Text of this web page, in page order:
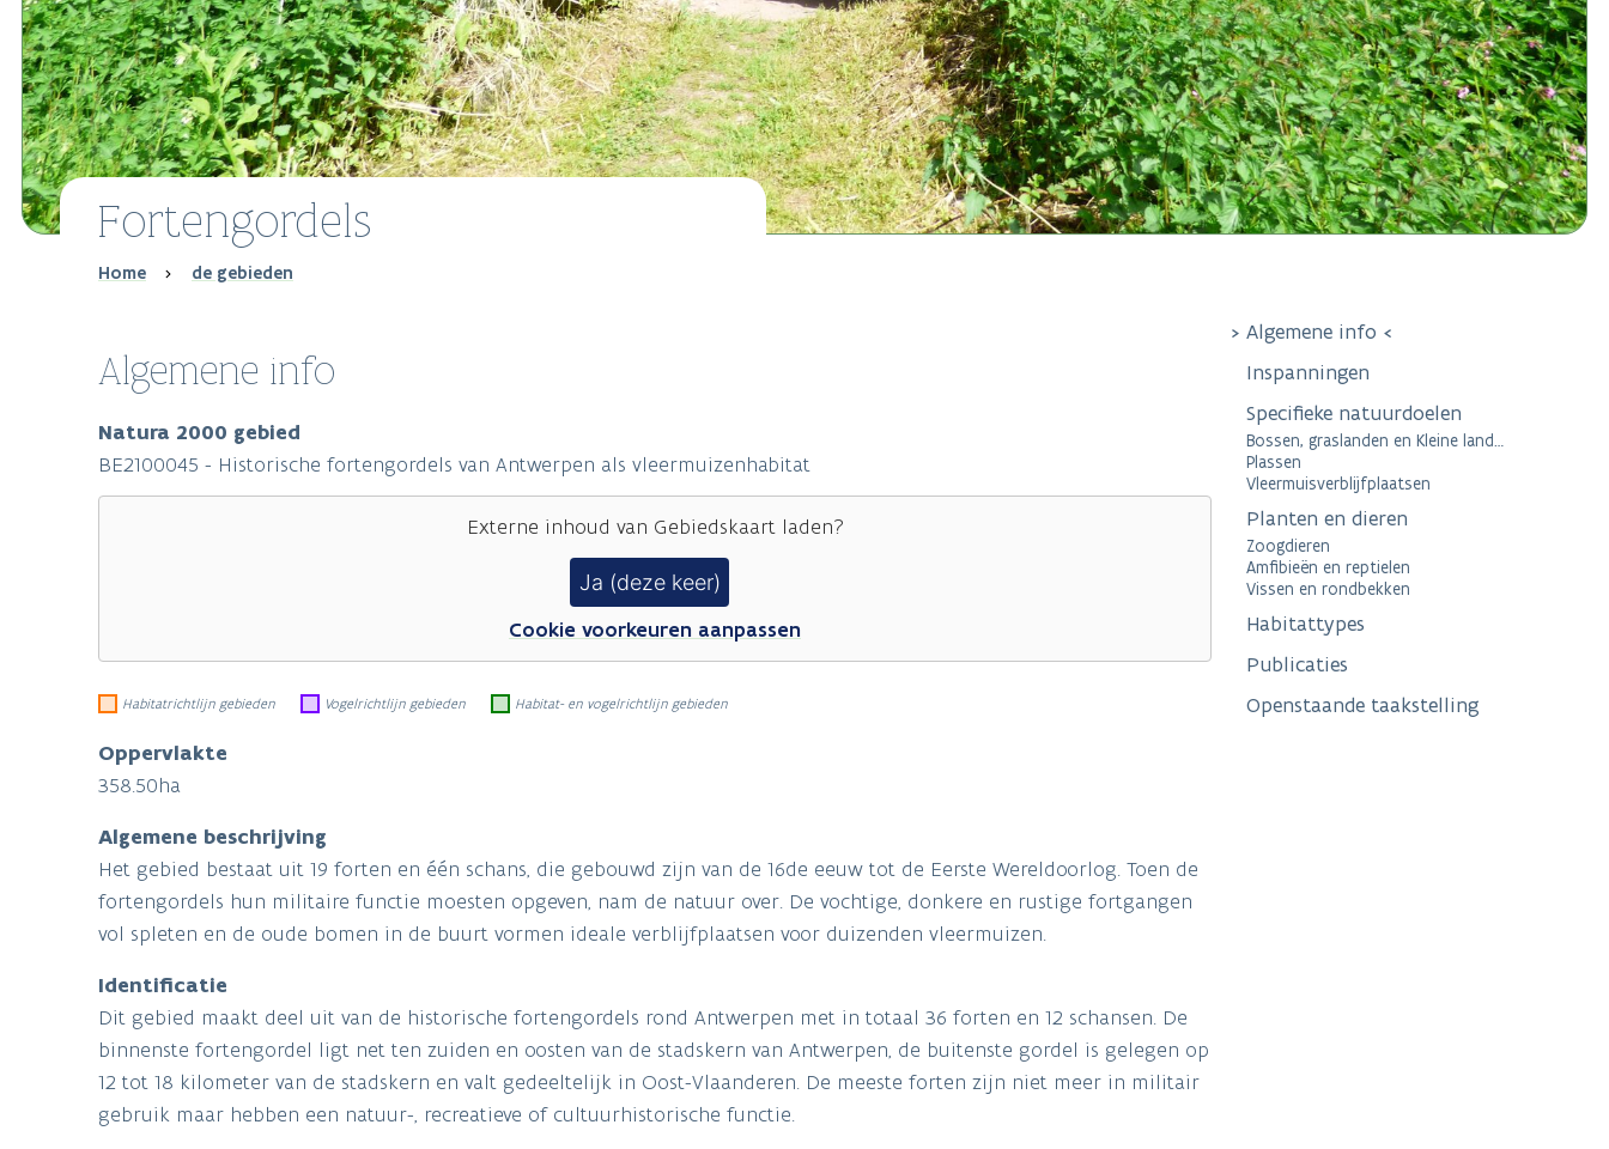
Fortengordels
Breadcrumb
Home de gebieden
Algemene info
Natura 2000 gebied
BE2100045 - Historische fortengordels van Antwerpen als vleermuizenhabitat
Externe inhoud van Gebiedskaartladen?
Ja (deze keer)
Cookie voorkeuren aanpassen
Habitatrichtlijn gebieden Vogelrichtlijn gebieden Habitat- en vogelrichtlijn gebieden
Oppervlakte
358.50ha
Algemene beschrijving
Het gebied bestaat uit 19 forten en één schans, die gebouwd zijn van de 16de eeuw tot de Eerste Wereldoorlog. Toen de
fortengordels hun militaire functie moesten opgeven, nam de natuur over. De vochtige, donkere en rustige fortgangen
vol spleten en de oude bomen in de buurt vormen ideale verblijfplaatsen voor duizenden vleermuizen.
Identificatie
Dit gebied maakt deel uit van de historische fortengordels rond Antwerpen met in totaal 36 forten en 12 schansen. De
binnenste fortengordel ligt net ten zuiden en oosten van de stadskern van Antwerpen, de buitenste gordel is gelegen op
12 tot 18 kilometer van de stadskern en valt gedeeltelijk in Oost-Vlaanderen. De meeste forten zijn niet meer in militair
gebruik maar hebben een natuur-, recreatieve of cultuurhistorische functie.
Algemene info
Inspanningen
Specifieke natuurdoelen
Bossen, graslanden en Kleine landschapselementen
Plassen
Vleermuisverblijfplaatsen
Planten en dieren
Zoogdieren
Amfibieën en reptielen
Vissen en rondbekken
Habitattypes
Publicaties
Openstaande taakstelling